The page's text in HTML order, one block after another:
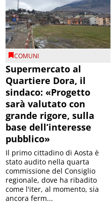
COMUNI
Supermercato al
Quartiere Dora, il
sindaco: «Progetto
sarà valutato con
grande rigore, sulla
base dell’interesse
pubblico»
Il primo cittadino di Aosta è
stato audito nella quarta
commissione del Consiglio
regionale, dove ha ribadito
come l'iter, al momento, sia
ancora ferm...